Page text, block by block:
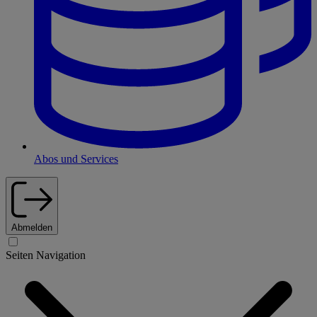
Abos und Services
Abmelden
Seiten Navigation